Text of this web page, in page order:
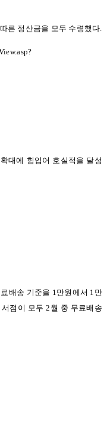
른 정산금을 모두 수령했다.
대에 힘입어 호실적을 달성
배송 기준을 1만원에서 1 만
서점이 모두2 월 중 무료배송